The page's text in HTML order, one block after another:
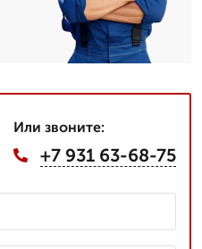
Или звоните:
+7 931 63-68-75